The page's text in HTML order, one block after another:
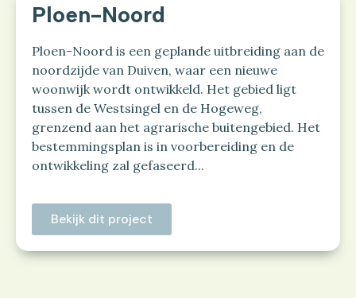
Ploen-Noord
Ploen-Noord is een geplande uitbreiding aan de
noordzijde van Duiven, waar een nieuwe
woonwijk wordt ontwikkeld. Het gebied ligt
tussen de Westsingel en de Hogeweg,
grenzend aan het agrarische buitengebied. Het
bestemmingsplan is in voorbereiding en de
ontwikkeling zal gefaseerd...
Bekijk dit project